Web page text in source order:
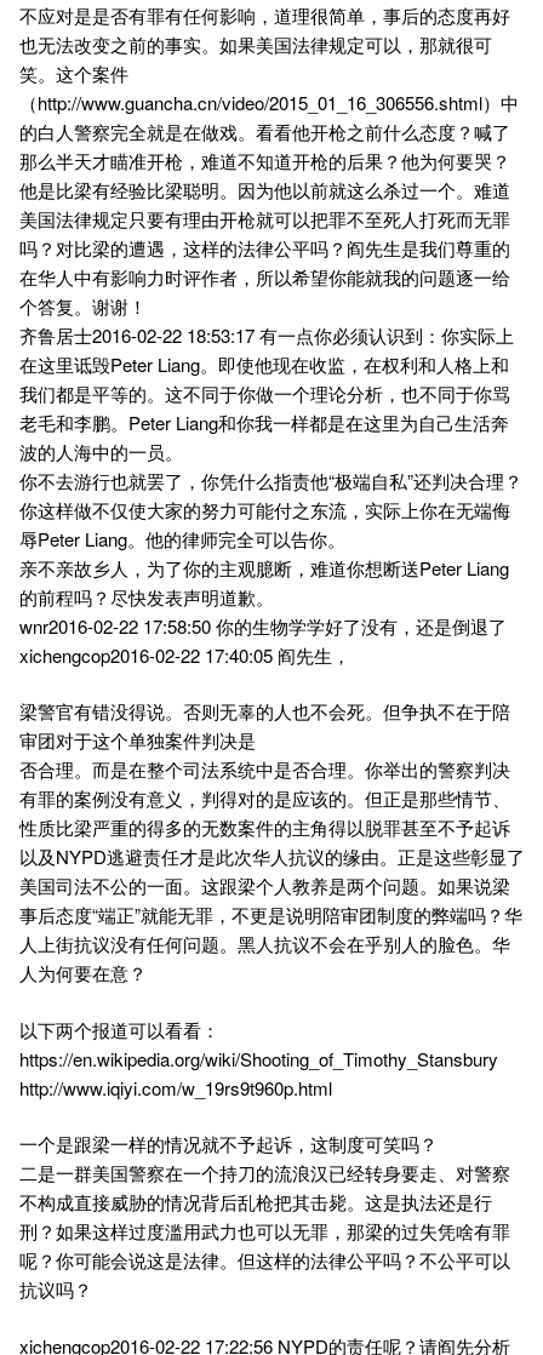
不应对是是否有罪有任何影响，道理很简单，事后的态度再好
也无法改变之前的事实。如果美国法律规定可以，那就很可
笑。这个案件
（http://www.guancha.cn/video/2015_01_16_306556.shtml）中
的白人警察完全就是在做戏。看看他开枪之前什么态度？喊了
那么半天才瞄准开枪，难道不知道开枪的后果？他为何要哭？
他是比梁有经验比梁聪明。因为他以前就这么杀过一个。难道
美国法律规定只要有理由开枪就可以把罪不至死人打死而无罪
吗？对比梁的遭遇，这样的法律公平吗？阎先生是我们尊重的
在华人中有影响力时评作者，所以希望你能就我的问题逐一给
个答复。谢谢！
齐鲁居士2016-02-22 18:53:17 有一点你必须认识到：你实际上
在这里诋毁Peter Liang。即使他现在收监，在权利和人格上和
我们都是平等的。这不同于你做一个理论分析，也不同于你骂
老毛和李鹏。Peter Liang和你我一样都是在这里为自己生活奔
波的人海中的一员。
你不去游行也就罢了，你凭什么指责他“极端自私”还判决合理？
你这样做不仅使大家的努力可能付之东流，实际上你在无端侮
辱Peter Liang。他的律师完全可以告你。
亲不亲故乡人，为了你的主观臆断，难道你想断送Peter Liang
的前程吗？尽快发表声明道歉。
wnr2016-02-22 17:58:50 你的生物学学好了没有，还是倒退了
xichengcop2016-02-22 17:40:05 阎先生，
梁警官有错没得说。否则无辜的人也不会死。但争执不在于陪
审团对于这个单独案件判决是
否合理。而是在整个司法系统中是否合理。你举出的警察判决
有罪的案例没有意义，判得对的是应该的。但正是那些情节、
性质比梁严重的得多的无数案件的主角得以脱罪甚至不予起诉
以及NYPD逃避责任才是此次华人抗议的缘由。正是这些彰显了
美国司法不公的一面。这跟梁个人教养是两个问题。如果说梁
事后态度“端正”就能无罪，不更是说明陪审团制度的弊端吗？华
人上街抗议没有任何问题。黑人抗议不会在乎别人的脸色。华
人为何要在意？
以下两个报道可以看看：
https://en.wikipedia.org/wiki/Shooting_of_Timothy_Stansbury
http://www.iqiyi.com/w_19rs9t960p.html
一个是跟梁一样的情况就不予起诉，这制度可笑吗？
二是一群美国警察在一个持刀的流浪汉已经转身要走、对警察
不构成直接威胁的情况背后乱枪把其击毙。这是执法还是行
刑？如果这样过度滥用武力也可以无罪，那梁的过失凭啥有罪
呢？你可能会说这是法律。但这样的法律公平吗？不公平可以
抗议吗？
xichengcop2016-02-22 17:22:56 NYPD的责任呢？请阎先分析